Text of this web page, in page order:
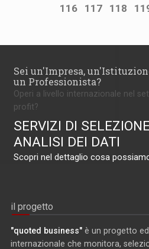
116
117 118
Sei un'Impresa,
un Professionista?
Operi a livello internazionale nel
profit?
SERVIZI DI
ANALISI DEI DATI
Scopri nel dettaglio cosa
il progetto
"quoted business" è un progetto
internazionale che monitora,